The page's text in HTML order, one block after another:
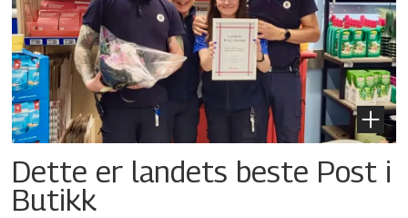
Dette er landets beste Post i
Butikk